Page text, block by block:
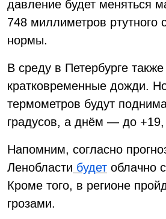
давление будет меняться
748 миллиметров ртутного
нормы.
В среду в Петербурге
кратковременные дожди.
термометров будут
градусов, а днём — до +19,
Напомним, согласно
Ленобласти будет облачно
Кроме того, в регионе
грозами.